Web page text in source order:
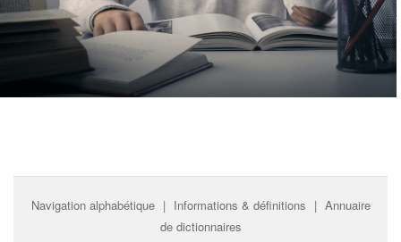
Navigation alphabétique | Informations & définitions | Annuaire
de dictionnaires